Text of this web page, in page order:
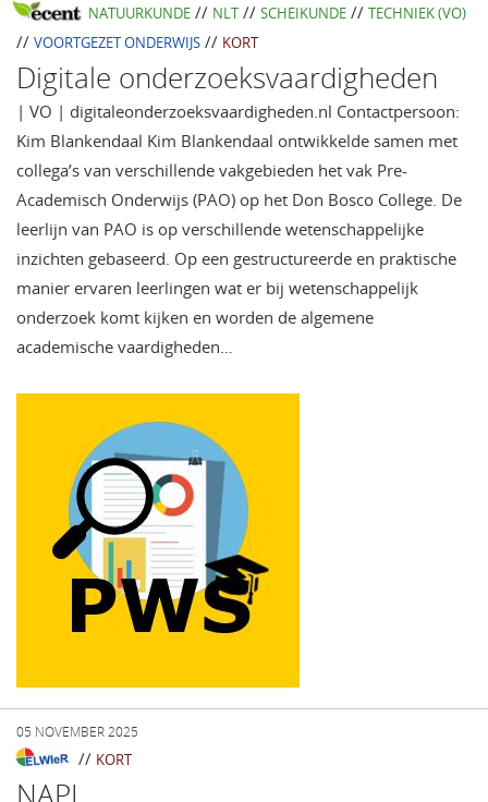
NATUURKUNDE// NLT// SCHEIKUNDE// TECHNIEK (VO)
// VOORTGEZET ONDERWIJS // KORT
Digitale onderzoeksvaardigheden
| VO | digitaleonderzoeksvaardigheden.nl Contactpersoon:
Kim Blankendaal Kim Blankendaal ontwikkelde samen met
collega’s van verschillende vakgebieden het vak Pre-
Academisch Onderwijs (PAO) op het Don Bosco College. De
leerlijn van PAO is op verschillende wetenschappelijke
inzichten gebaseerd. Op een gestructureerde en praktische
manier ervaren leerlingen wat er bij wetenschappelijk
onderzoek komt kijken en worden de algemene
academische vaardigheden…
05 NOVEMBER 2025
// KORT
NAPL